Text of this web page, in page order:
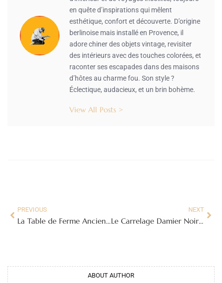
en quête d’inspirations qui mêlent
esthétique, confort et découverte. D’origine
berlinoise mais installé en Provence, il
adore chiner des objets vintage, revisiter
des intérieurs avec des touches colorées, et
raconter ses escapades dans des maisons
d’hôtes au charme fou. Son style ?
Éclectique, audacieux, et un brin bohème.
View All Posts >
PREVIOUS
La Table de Ferme Ancienne : Un Trésor d’Authenticité pour Votre Intérieur
NEXT
Le Carrelage Damier Noir et Blanc : Un Classique Intemporel pour Votre Intérieur
ABOUT AUTHOR